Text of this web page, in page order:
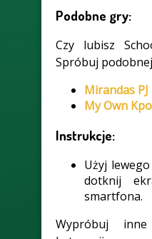
Podobne gry:
Czy lubisz
Spróbuj
Mirandas
My Own
Instrukcje:
Użyj
dotknij
smartfona.
Wypróbuj